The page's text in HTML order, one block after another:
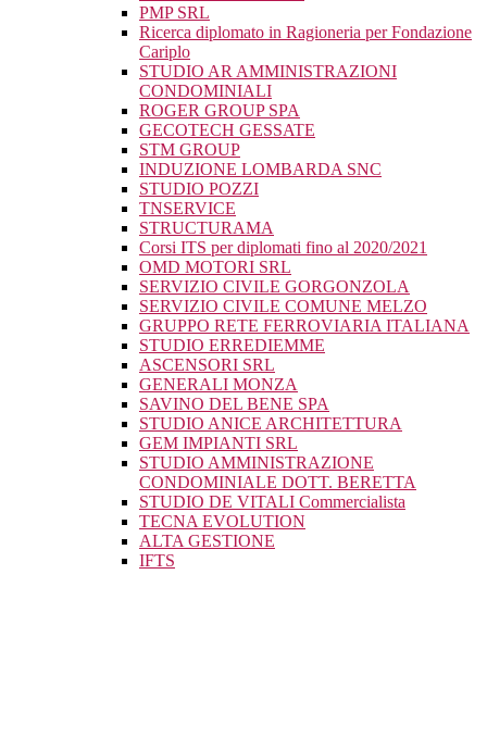
PMP SRL
Ricerca diplomato in Ragioneria per Fondazione
Cariplo
STUDIO AR AMMINISTRAZIONI
CONDOMINIALI
ROGER GROUP SPA
GECOTECH GESSATE
STM GROUP
INDUZIONE LOMBARDA SNC
STUDIO POZZI
TNSERVICE
STRUCTURAMA
Corsi ITS per diplomati fino al 2020/2021
OMD MOTORI SRL
SERVIZIO CIVILE GORGONZOLA
SERVIZIO CIVILE COMUNE MELZO
GRUPPO RETE FERROVIARIA ITALIANA
STUDIO ERREDIEMME
ASCENSORI SRL
GENERALI MONZA
SAVINO DEL BENE SPA
STUDIO ANICE ARCHITETTURA
GEM IMPIANTI SRL
STUDIO AMMINISTRAZIONE
CONDOMINIALE DOTT. BERETTA
STUDIO DE VITALI Commercialista
TECNA EVOLUTION
ALTA GESTIONE
IFTS